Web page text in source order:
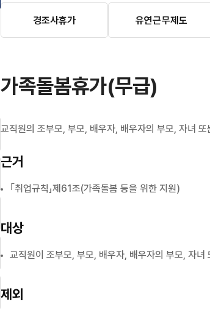
경조사휴가 유연근무제도
가족돌봄휴가(무급)
교직원의 조부모, 부모, 배우자, 배우자의 부모, 자녀
근거
｢취업규칙」제61조(가족돌봄 등을 위한 지원)
대상
교직원이 조부모, 부모, 배우자, 배우자의 부모, 자
제외